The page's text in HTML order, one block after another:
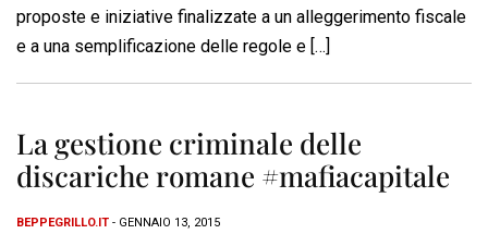
proposte e iniziative finalizzate a un alleggerimento fiscale
e a una semplificazione delle regole e […]
La gestione criminale delle
discariche romane #mafiacapitale
BEPPEGRILLO.IT - GENNAIO 13, 2015